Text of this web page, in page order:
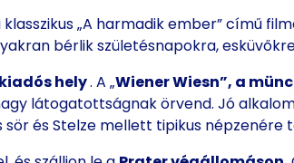
„A harmadik ember” című
bérlik születésnapokra,
kiadós hely. A „Wiener Wiesn”, a
látogatottságnak örvend. Jó
sör és Stelze mellett tipikus népzenére